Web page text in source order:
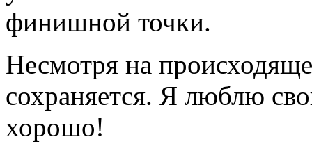
финишной точки.
Несмотря на
сохраняется. Я люблю
хорошо!